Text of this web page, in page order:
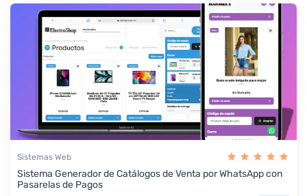
Sistemas Web
Sistema Generador de Catálogos de Venta por WhatsApp con
Pasarelas de Pagos